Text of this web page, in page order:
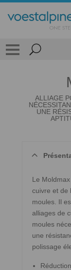
ALLIAGE
UNE
Le
cuivre et de
moules. Il
alliages de
moules
une
polissage